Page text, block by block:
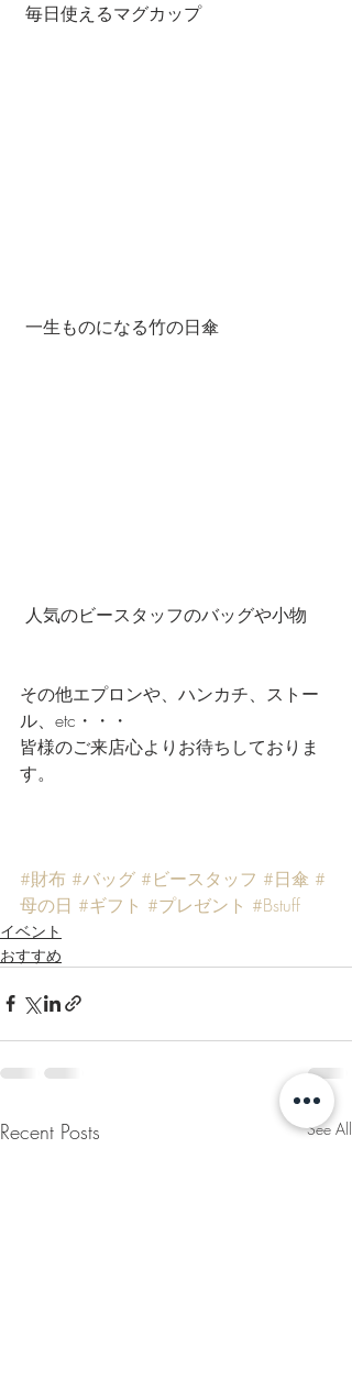
毎日使えるマグカップ
一生ものになる竹の日傘
人気のビースタッフのバッグや小物
その他エプロンや、ハンカチ、ストー
ル、etc・・・
皆様のご来店心よりお待ちしておりま
す。
#財布 #バッグ #ビースタッフ #日傘 #
母の日 #ギフト #プレゼント #Bstuff
イベント
おすすめ
Recent Posts See All